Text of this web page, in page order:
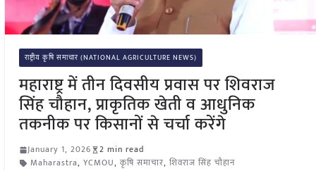
राष्ट्रीय कृषि समाचार (NATIONAL AGRICULTURE NEWS)
महाराष्ट्र में तीन दिवसीय प्रवास पर शिवराज
सिंह चौहान, प्राकृतिक खेती व आधुनिक
तकनीक पर किसानों से चर्चा करेंगे
January 1, 2026
2 min read
Maharastra, YCMOU, कृषि समाचार, शिवराज सिंह चौहान